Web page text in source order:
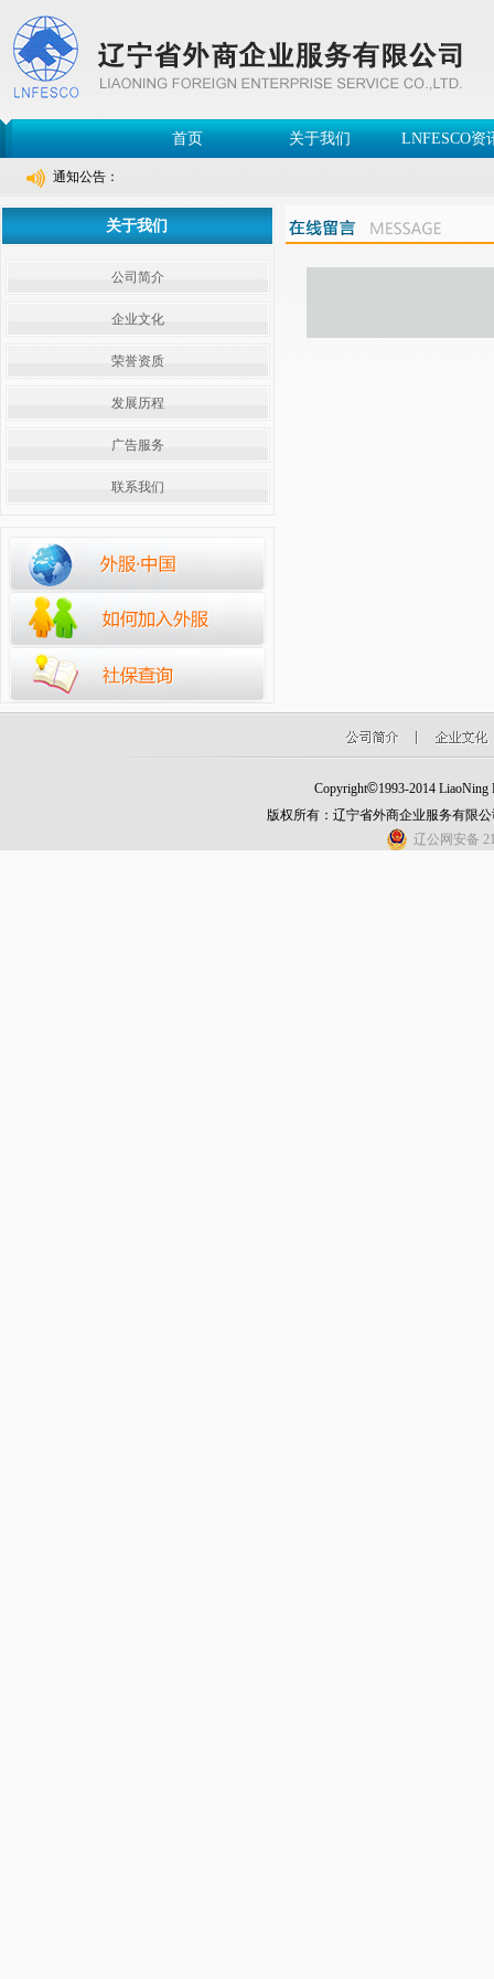
首页 关于我们 LNFESCO资
通知公告：
关于我们
公司简介
企业文化
荣誉资质
发展历程
广告服务
联系我们
Copyright©1993-2014 LiaoNing
版权所有：辽宁省外商企业服务有限
辽公网安备